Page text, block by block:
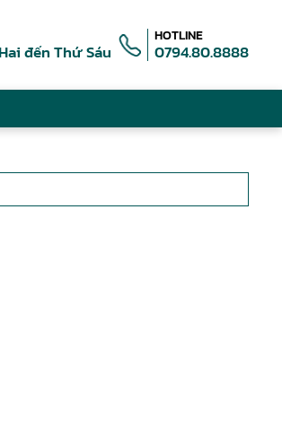
đến Thứ Sáu
HOTLINE
0794.80.8888